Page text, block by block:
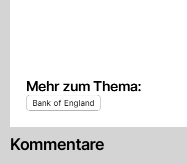
Mehr zum Thema:
Bank of England
Kommentare